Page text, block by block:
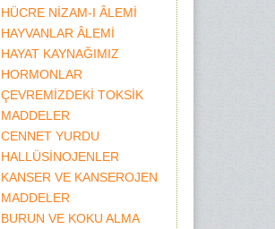
HÜCRE NİZAM-I ÂLEMİ
HAYVANLAR ÂLEMİ
HAYAT KAYNAĞIMIZ
HORMONLAR
ÇEVREMİZDEKİ TOKSİK
MADDELER
CENNET YURDU
HALLÜSİNOJENLER
KANSER VE KANSEROJEN
MADDELER
BURUN VE KOKU ALMA